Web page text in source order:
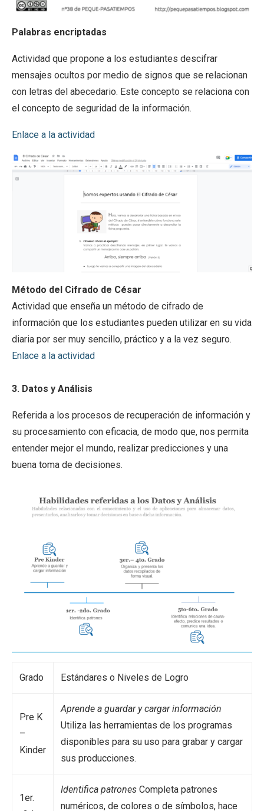
Palabras encriptadas
Actividad que propone a los estudiantes descifrar
mensajes ocultos por medio de signos que se relacionan
con letras del abecedario. Este concepto se relaciona con
el concepto de seguridad de la información.
Enlace a la actividad
Método del Cifrado de César
Actividad que enseña un método de cifrado de
información que los estudiantes pueden utilizar en su vida
diaria por ser muy sencillo, práctico y a la vez seguro.
Enlace a la actividad
3. Datos y Análisis
Referida a los procesos de recuperación de información y
su procesamiento con eficacia, de modo que, nos permita
entender mejor el mundo, realizar predicciones y una
buena toma de decisiones.
Grado Estándares o Niveles de Logro
Pre K
–
Kinder
Aprende a guardar y cargar información
Utiliza las herramientas de los programas
disponibles para su uso para grabar y cargar
sus producciones.
1er.
Identifica patrones Completa patrones
numéricos, de colores o de símbolos, hace